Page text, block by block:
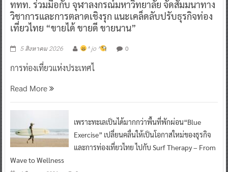
ททท. ร่วมมือกับ จุฬาลงกรณ์มหาวิทยาลัย จัดสัมมนาทาง
วิชาการและการตลาดเชิงรุก แนะเคล็ดลับปรับธุรกิจท่อง
เที่ยวไทย “ขายได้ ขายดี ขายนาน”
5 สิงหาคม 2026 ^ jo ^ 0
การท่องเที่ยวแห่งประเทศไ
Read More
เพราะทะเลเป็นได้มากกว่าพื้นที่พักผ่อน“Blue
Exercise” เปลี่ยนคลื่นให้เป็นโอกาสใหม่ของธุรกิจ
และการท่องเที่ยวไทย ไปกับ Surf Therapy – From
Wave to Wellness